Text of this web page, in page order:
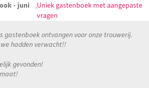
- juni
,Uniek gastenboek met aangepaste
vragen
gastenboek ontvangen voor onze trouwerij.
hadden verwacht!!
gevonden!